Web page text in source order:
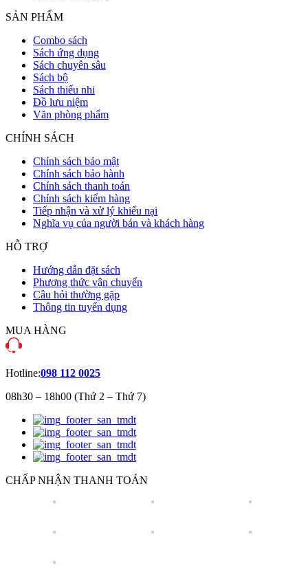
SẢN PHẨM
Combo sách
Sách ứng dụng
Sách chuyên sâu
Sách bộ
Sách thiếu nhi
Đồ lưu niệm
Văn phòng phẩm
CHÍNH SÁCH
Chính sách bảo mật
Chính sách bảo hành
Chính sách thanh toán
Chính sách kiểm hàng
Tiếp nhận và xử lý khiếu nại
Nghĩa vụ của người bán và khách hàng
HỖ TRỢ
Hướng dẫn đặt sách
Phương thức vận chuyển
Câu hỏi thường gặp
Thông tin tuyển dụng
MUA HÀNG
Hotline:098 112 0025
08h30 – 18h00 (Thứ 2 – Thứ 7)
CHẤP NHẬN THANH TOÁN